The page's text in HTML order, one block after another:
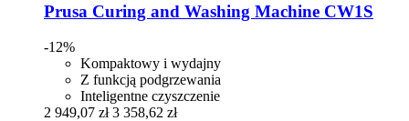
Prusa Curing and Washing Machine CW1S
-12%
Kompaktowy i wydajny
Z funkcją podgrzewania
Inteligentne czyszczenie
2 949,07 zł 3 358,62 zł